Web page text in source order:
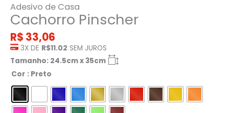
Adesivo de Casa
Cachorro Pinscher
R$ 33,06
3X DE R$11.02 SEM JUROS
Tamanho: 24.5cm x 35cm
Cor : Preto